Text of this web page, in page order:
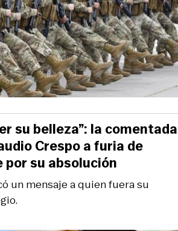
un mensaje a quien fuera su
su belleza”: la comentada
Crespo a furia de
por su absolución